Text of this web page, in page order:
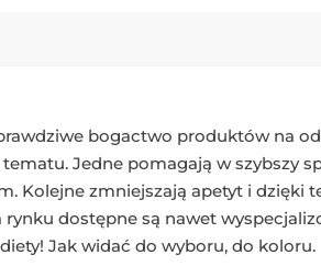
bogactwo produktów na
Jedne pomagają w szybszy
Kolejne zmniejszają apetyt i dzięki
rynku dostępne są nawet
Jak widać do wyboru, do koloru.